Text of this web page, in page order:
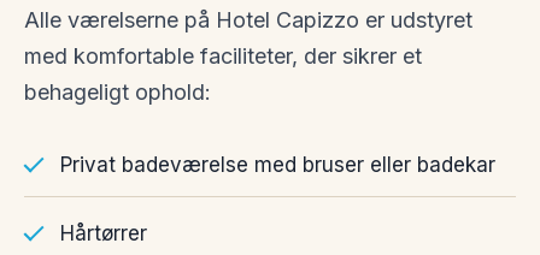
Alle værelserne på Hotel Capizzo er udstyret
med komfortable faciliteter, der sikrer et
behageligt ophold:
Privat badeværelse med bruser eller badekar
Hårtørrer